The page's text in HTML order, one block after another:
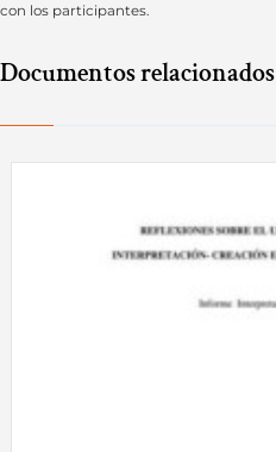
con los participantes.
Documentos relacionados